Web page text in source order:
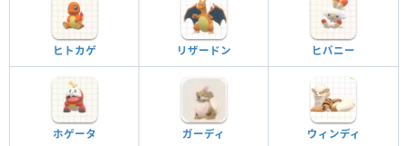
ヒトカゲ リザードン ヒバニー
ホゲータ ガーディ ウィンディ